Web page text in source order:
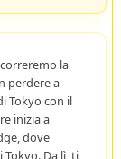
la
perdere a
Tokyo con il
inizia a
dove
Da lì, ti